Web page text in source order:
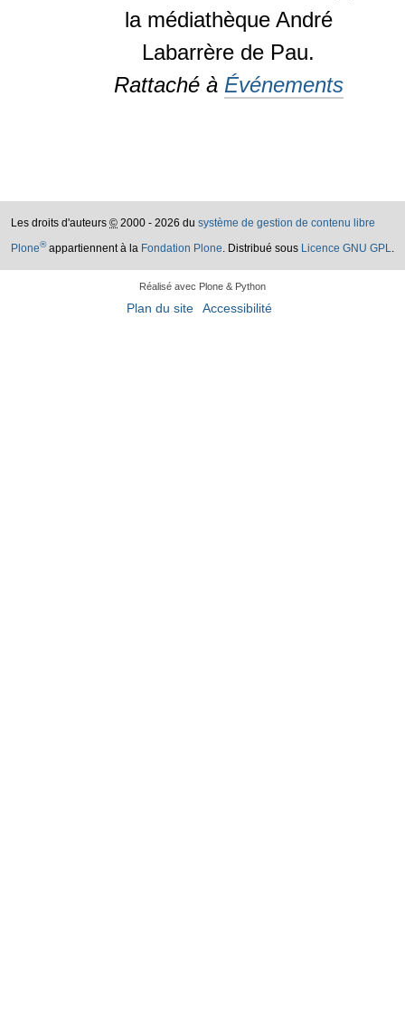
la médiathèque André
Labarrère de Pau.
Rattaché à Événements
Les droits d'auteurs © 2000 - 2026 du système de gestion de contenu libre
Plone®appartiennent à la Fondation Plone. Distribué sous Licence GNU GPL.
Réalisé avec Plone & Python
Plan du site Accessibilité